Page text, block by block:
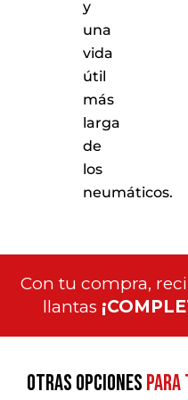
y
una
vida
útil
más
larga
de
los
neumáticos.
Con tu compra,
llantas
Otras opciones